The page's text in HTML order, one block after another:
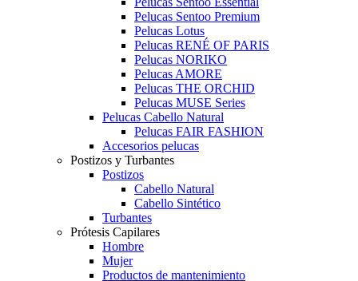
Pelucas Sentoo Premium
Pelucas Lotus
Pelucas RENÉ OF PARIS
Pelucas NORIKO
Pelucas AMORE
Pelucas THE ORCHID
Pelucas MUSE Series
Pelucas Cabello Natural
Pelucas FAIR FASHION
Accesorios pelucas
Postizos y Turbantes
Postizos
Cabello Natural
Cabello Sintético
Turbantes
Prótesis Capilares
Hombre
Mujer
Productos de mantenimiento